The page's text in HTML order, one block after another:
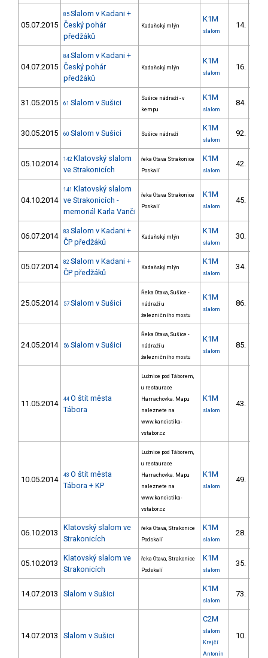
05.07.2015
85 Slalom v Kadani +
Český pohár
předžáků
Kadaňský mlýn
K1M
slalom
14.
04.07.2015
84 Slalom v Kadani +
Český pohár
předžáků
Kadaňský mlýn
K1M
slalom
16.
31.05.2015 61 Slalom v Sušici
Sušice nádraží - v
kempu
K1M
slalom
84.
30.05.2015 60 Slalom v Sušici Sušice nádraží
K1M
slalom
92.
05.10.2014 142 Klatovský slalom
ve Strakonicích
řeka Otava Strakonice
Poskalí
K1M
slalom
42.
04.10.2014
141 Klatovský slalom
ve Strakonicích -
memoriál Karla Vanči
řeka Otava Strakonice
Poskalí
K1M
slalom
45.
06.07.2014 83 Slalom v Kadani +
ČP předžáků
Kadaňský mlýn
K1M
slalom
30.
05.07.2014 82 Slalom v Kadani +
ČP předžáků
Kadaňský mlýn
K1M
slalom
34.
25.05.2014 57 Slalom v Sušici
Řeka Otava, Sušice -
nádraží u
železničního mostu
K1M
slalom
86.
24.05.2014 56 Slalom v Sušici
Řeka Otava, Sušice -
nádraží u
železničního mostu
K1M
slalom
85.
11.05.2014 44 O štít města
Tábora
Lužnice pod Táborem,
u restaurace
Harrachovka. Mapu
naleznete na
www.kanoistika-
vstabor.cz
K1M
slalom
43.
10.05.2014 43 O štít města
Tábora + KP
Lužnice pod Táborem,
u restaurace
Harrachovka. Mapu
naleznete na
www.kanoistika-
vstabor.cz
K1M
slalom
49.
06.10.2013
Klatovský slalom ve
Strakonicích
řeka Otava, Strakonice
Podskalí
K1M
slalom
28.
05.10.2013
Klatovský slalom ve
Strakonicích
řeka Otava, Strakonice
Podskalí
K1M
slalom
35.
14.07.2013 Slalom v Sušici
K1M
slalom
73.
14.07.2013 Slalom v Sušici
C2M
slalom
Krejčí
Antonín
10.